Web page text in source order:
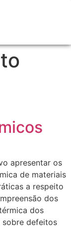
apresentar os
de materiais
a respeito
dos
dos
sobre defeitos